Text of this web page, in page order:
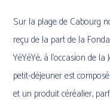
Sur la plage de Cabourg
reçu de la part de la
YéYéYé, à l’occasion de
petit-déjeuner est
et un produit céréalier,